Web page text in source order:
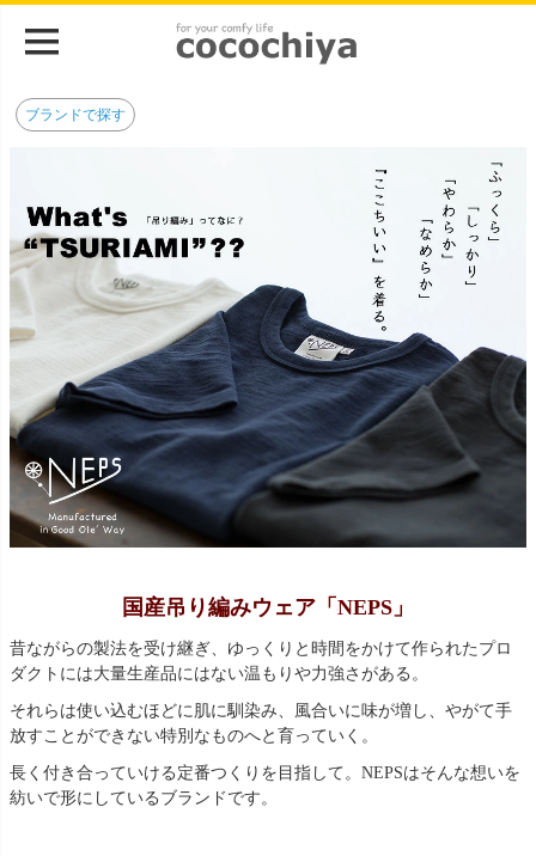
ブランドで探す
国産吊り編みウェア「NEPS」
昔ながらの製法を受け継ぎ、ゆっくりと時間をかけて作られたプロ
ダクトには大量生産品にはない温もりや力強さがある。
それらは使い込むほどに肌に馴染み、風合いに味が増し、やがて手
放すことができない特別なものへと育っていく。
長く付き合っていける定番つくりを目指して。NEPSはそんな想いを
紡いで形にしているブランドです。